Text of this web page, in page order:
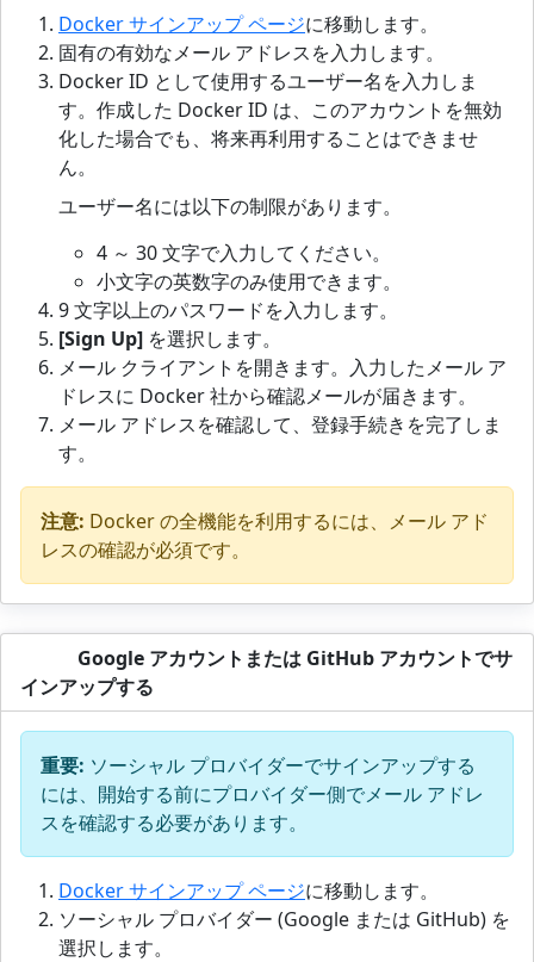
Docker サインアップ ページに移動します。
固有の有効なメール アドレスを入力します。
Docker ID として使用するユーザー名を入力しま
す。作成した Docker ID は、このアカウントを無効
化した場合でも、将来再利用することはできませ
ん。
ユーザー名には以下の制限があります。
4 ～ 30 文字で入力してください。
小文字の英数字のみ使用できます。
9 文字以上のパスワードを入力します。
[Sign Up] を選択します。
メール クライアントを開きます。入力したメール ア
ドレスに Docker 社から確認メールが届きます。
メール アドレスを確認して、登録手続きを完了しま
す。
注意: Docker の全機能を利用するには、メール アド
レスの確認が必須です。
Google アカウントまたは GitHub アカウントでサ
インアップする
重要: ソーシャル プロバイダーでサインアップする
には、開始する前にプロバイダー側でメール アドレ
スを確認する必要があります。
Docker サインアップ ページに移動します。
ソーシャル プロバイダー (Google または GitHub) を
選択します。